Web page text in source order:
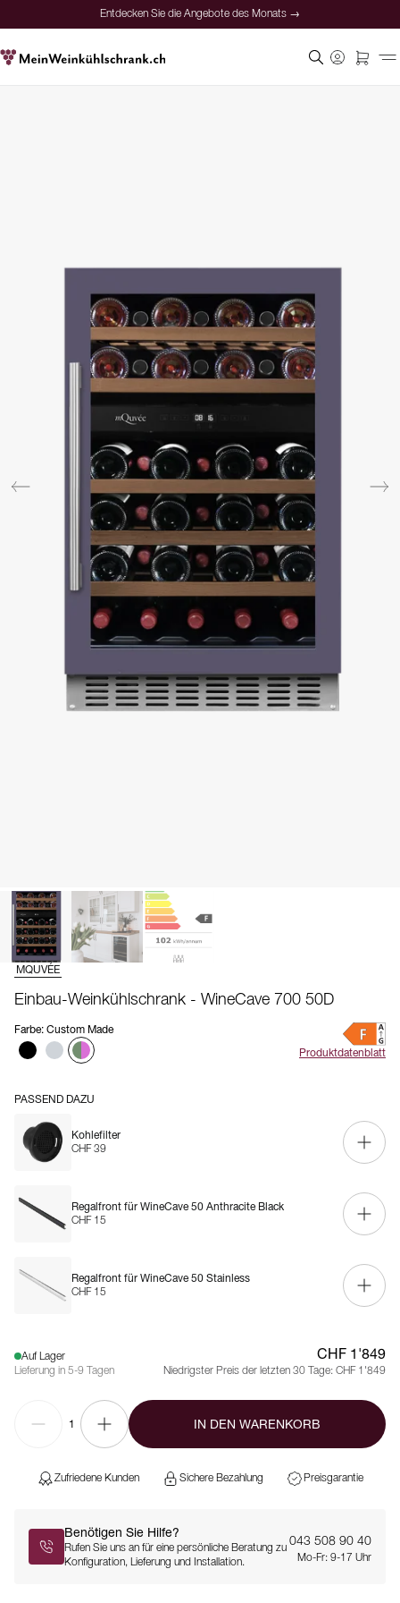
Entdecken Sie die Angebote des Monats →
MQUVÉE
Einbau-Weinkühlschrank - WineCave 700 50D
Farbe: Custom Made
Produktdatenblatt
PASSEND DAZU
Kohlefilter
CHF 39
Regalfront für WineCave 50 Anthracite Black
CHF 15
Regalfront für WineCave 50 Stainless
CHF 15
Auf Lager
Lieferung in 5-9 Tagen
CHF 1'849
Niedrigster Preis der letzten 30 Tage: CHF 1'849
1 IN DEN WARENKORB
Zufriedene Kunden Sichere Bezahlung Preisgarantie
Benötigen Sie Hilfe?
Rufen Sie uns an für eine persönliche Beratung zu
Konfiguration, Lieferung und Installation.
043 508 90 40
Mo-Fr: 9-17 Uhr